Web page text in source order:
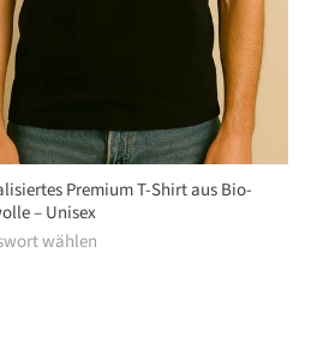
Premium T-Shirt aus Bio-
– Unisex
wählen